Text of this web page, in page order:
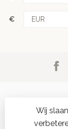
€
© Copyright
Wij